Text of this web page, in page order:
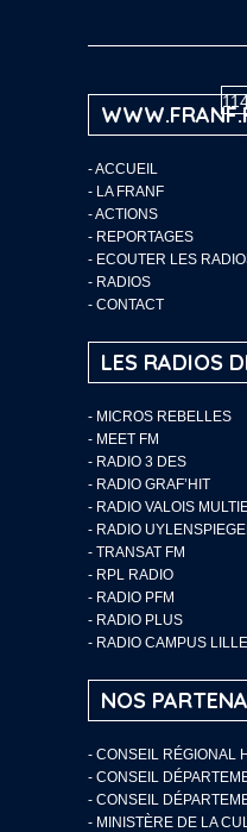
114
-ACCUEIL
- LA FRANF
-ACTIONS
- REPORTAGES
- ECOUTER LES
- RADIOS
- CONTACT
LES RADIOS
- MICROS REBELLES
- MEET FM
- RADIO 3 DES
- RADIO GRAF’HIT
- RADIO VALOIS
- RADIO
- TRANSAT FM
- RPL RADIO
- RADIO PFM
- RADIO PLUS
- RADIO CAMPUS LILLE
NOS
- CONSEIL RÉGIONAL
- CONSEIL
- CONSEIL
- MINISTÈRE DE LA